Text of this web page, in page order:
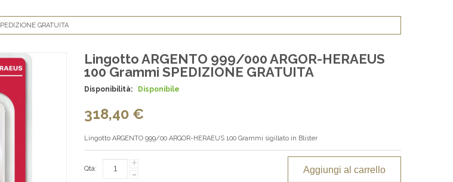
GRATUITA
Lingotto ARGENTO 999/000 ARGOR-HERAEUS
100 Grammi SPEDIZIONE GRATUITA
Disponibilità: Disponibile
318,40 €
Lingotto ARGENTO 999/00 ARGOR-HERAEUS 100 Grammi sigillato in Blister
Qtà: +
- Aggiungi al carrello